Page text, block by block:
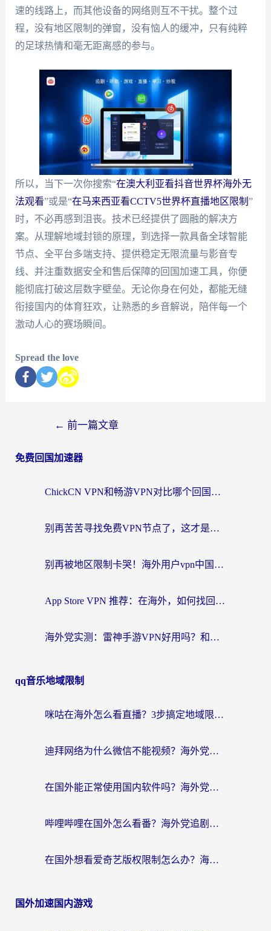
速的线路上，而其他设备的网络则互不干扰。整个过
程，没有地区限制的弹窗，没有恼人的缓冲，只有纯粹
的足球热情和毫无距离感的参与。
所以，当下一次你搜索“在澳大利亚看抖音世界杯海外无
法观看”或是“在马来西亚看CCTV5世界杯直播地区限制 ”
时，不必再感到沮丧。技术已经提供了圆融的解决方
案。从理解地域封锁的原理，到选择一款具备全球智能
节点、全平台多端支持、提供稳定无限流量与影音专
线、并注重数据安全和售后保障的回国加速工具，你便
能彻底打破这层数字壁垒。无论你身在何处，都能无缝
衔接国内的体育狂欢，让熟悉的乡音解说，陪伴每一个
激动人心的赛场瞬间。
Spread the love
← 前一篇文章
免费回国加速器
ChickCN VPN和畅游VPN对比哪个回国效果更好？海外党必看的回国加速器选择指南
别再苦苦寻找免费VPN节点了，这才是海外访问国内资源的正确姿势
别再被地区限制卡哭！海外用户vpn中国下载全攻略，无缝刷剧办公社交
App Store VPN 推荐：在海外，如何找回那扇回家的“任意门”？
海外党实测：雷神手游VPN好用吗？和闪电VPN对比哪个回国效果更好？附小众工具深度测评
qq音乐地域限制
咪咕在海外怎么看直播？3步搞定地域限制，还能畅看腾讯视频与国内热剧
迪拜网络为什么微信不能视频？海外党必看的回国加速全攻略
在国外能正常使用国内软件吗？海外党亲测有效的无缝访问指南
哔哩哔哩在国外怎么看番？海外党追剧看片的终极解决方案
在国外想看爱奇艺版权限制怎么办？海外华人必看的追剧自由指南
国外加速国内游戏